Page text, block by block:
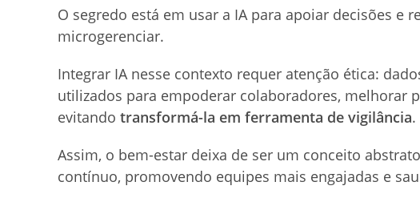
O segredo está em usar a IA para apoiar decisões e
microgerenciar.
Integrar IA nesse contexto requer atenção ética:
utilizados para empoderar colaboradores, melhorar
evitando transformá-la em ferramenta de vigilância.
Assim, o bem-estar deixa de ser um conceito
contínuo, promovendo equipes mais engajadas e